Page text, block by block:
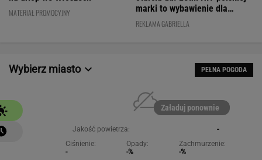
MATERIAŁ PROMOCYJNY
marki to wybawienie dla
kobiet!
REKLAMA GABRIELLA
Wybierz miasto PEŁNA POGODA
Załaduj ponownie
Jakość powietrza:
-
Ciśnienie:
-
Opady:
-%
Zachmurzenie:
-%